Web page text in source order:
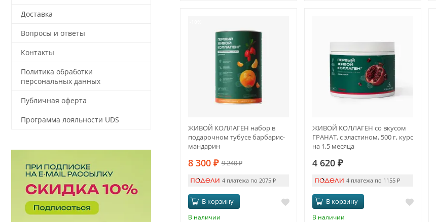
ЖИВОЙ КОЛЛАГЕН набор в
подарочном тубусе барбарис-
мандарин
8 300 ₽ 9 240₽
4 платежа по 2075₽
В корзину
В наличии
ЖИВОЙ КОЛЛАГЕН со вкусом
ГРАНАТ, с эластином, 500 г, курс
на 1,5 месяца
4 620 ₽
4 платежа по 1155₽
В корзину
В наличии
Доставка
Вопросы и ответы
Контакты
Политика обработки
персональных данных
Публичная оферта
Программа лояльности UDS